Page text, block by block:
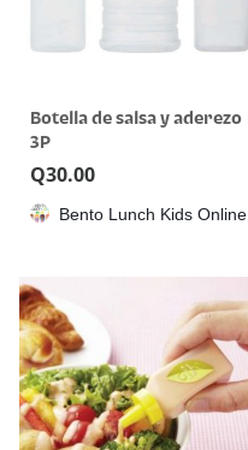
Botella de salsa y aderezo
3P
Q30.00
Bento Lunch Kids Online